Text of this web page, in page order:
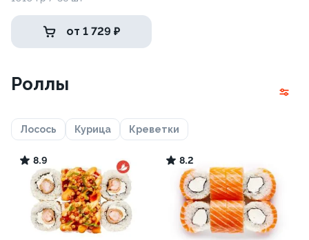
от 1 729 ₽
Роллы
Лосось Курица Креветки
8.9 8.2